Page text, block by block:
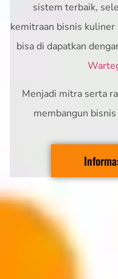
sistem terbaik,
kemitraan bisnis
bisa di dapatkan
Menjadi mitra serta
membangun